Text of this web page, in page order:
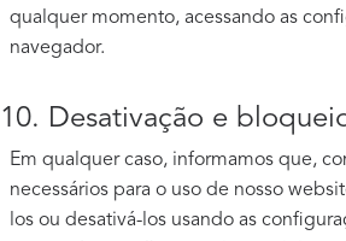
qualquer momento, acessando as
navegador.
10. Desativação e
Em qualquer caso, informamos que,
necessários para o uso de nosso
los ou desativá-los usando as